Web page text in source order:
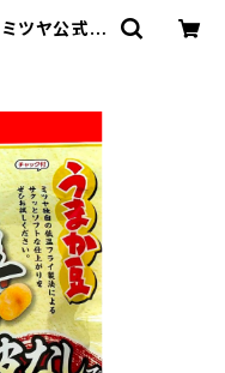
ツヤ公式オ